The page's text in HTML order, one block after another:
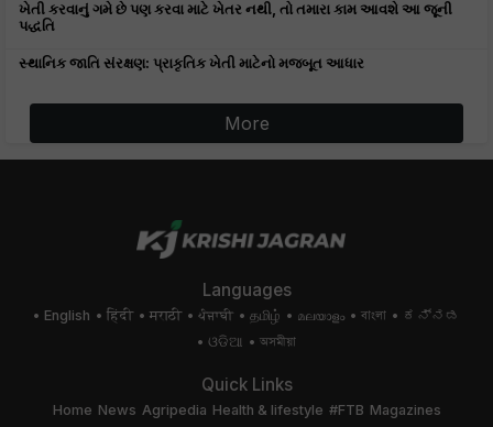
ખેતી કરવાનું ગમે છે પણ કરવા માટે ખેતર નથી, તો તમારા કામ આવશે આ જૂની
પદ્ધતિ
સ્થાનિક જાતિ સંરક્ષણ: પ્રાકૃતિક ખેતી માટેનો મજબૂત આધાર
More
Languages
English हिंदी मराठी ਪੰਜਾਬੀ தமிழ் മലയാളം বাংলা
ಕನ್ನಡ
ଓଡିଆ
অসমীয়া
Quick Links
Home News Agripedia Health & lifestyle #FTB Magazines